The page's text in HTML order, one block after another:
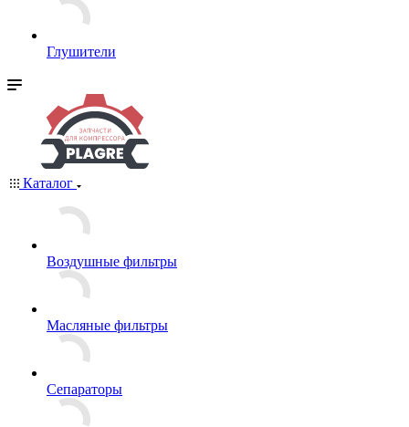
Глушители
Каталог
Воздушные фильтры
Масляные фильтры
Сепараторы